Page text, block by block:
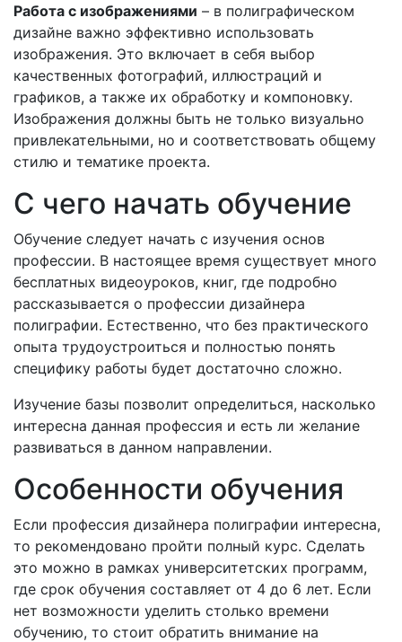
Работа с изображениями – в полиграфическом
дизайне важно эффективно использовать
изображения. Это включает в себя выбор
качественных фотографий, иллюстраций и
графиков, а также их обработку и компоновку.
Изображения должны быть не только визуально
привлекательными, но и соответствовать общему
стилю и тематике проекта.
С чего начать обучение
Обучение следует начать с изучения основ
профессии. В настоящее время существует много
бесплатных видеоуроков, книг, где подробно
рассказывается о профессии дизайнера
полиграфии. Естественно, что без практического
опыта трудоустроиться и полностью понять
специфику работы будет достаточно сложно.
Изучение базы позволит определиться, насколько
интересна данная профессия и есть ли желание
развиваться в данном направлении.
Особенности обучения
Если профессия дизайнера полиграфии интересна,
то рекомендовано пройти полный курс. Сделать
это можно в рамках университетских программ,
где срок обучения составляет от 4 до 6 лет. Если
нет возможности уделить столько времени
обучению, то стоит обратить внимание на